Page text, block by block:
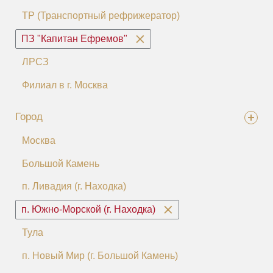
ТР (Транспортный рефрижератор)
ПЗ "Капитан Ефремов"
ЛРСЗ
Филиал в г. Москва
Город
Москва
Большой Камень
п. Ливадия (г. Находка)
п. Южно-Морской (г. Находка)
Тула
п. Новый Мир (г. Большой Камень)